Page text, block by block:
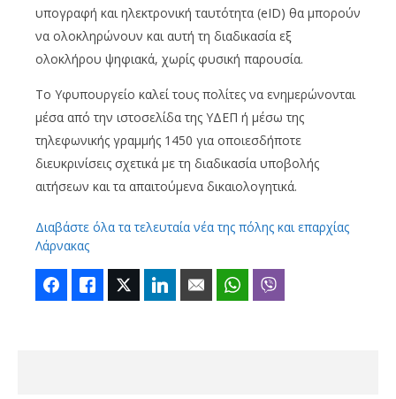
υπογραφή και ηλεκτρονική ταυτότητα (eID) θα μπορούν
να ολοκληρώνουν και αυτή τη διαδικασία εξ
ολοκλήρου ψηφιακά, χωρίς φυσική παρουσία.
Το Υφυπουργείο καλεί τους πολίτες να ενημερώνονται
μέσα από την ιστοσελίδα της ΥΔΕΠ ή μέσω της
τηλεφωνικής γραμμής 1450 για οποιεσδήποτε
διευκρινίσεις σχετικά με τη διαδικασία υποβολής
αιτήσεων και τα απαιτούμενα δικαιολογητικά.
Διαβάστε όλα τα τελευταία νέα της πόλης και επαρχίας
Λάρνακας
FacebookLike Twitter LinkedIn Email WhatsApp